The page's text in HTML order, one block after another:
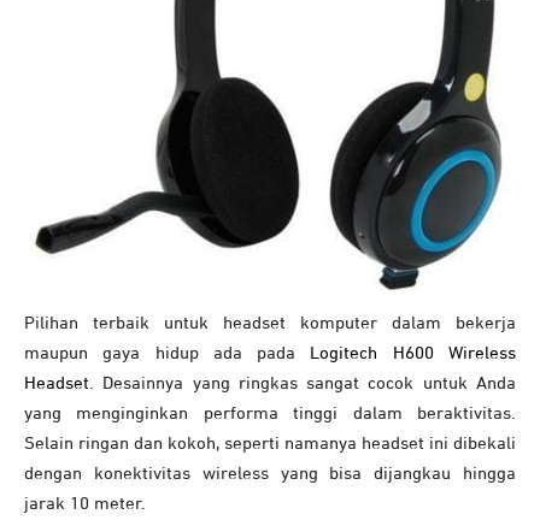
Pilihan terbaik untuk headset komputer dalam bekerja
maupun gaya hidup ada pada Logitech H600 Wireless
Headset . Desainnya yang ringkas sangat cocok untuk Anda
yang menginginkan performa tinggi dalam beraktivitas.
Selain ringan dan kokoh, seperti namanya headset ini dibekali
dengan konektivitas wireless yang bisa dijangkau hingga
jarak 10 meter.